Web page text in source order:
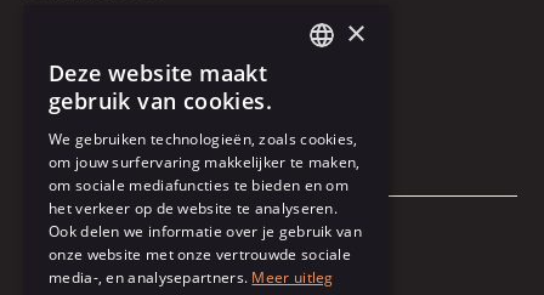
Algemene voorwaarden
FRENCH
×
Deze website maakt
gebruik van cookies.
We gebruiken technologieën, zoals cookies,
om jouw surfervaring makkelijker te maken,
om sociale mediafuncties te bieden en om
het verkeer op de website te analyseren.
Ook delen we informatie over je gebruik van
onze website met onze vertrouwde sociale
media-, en analysepartners. Meer uitleg